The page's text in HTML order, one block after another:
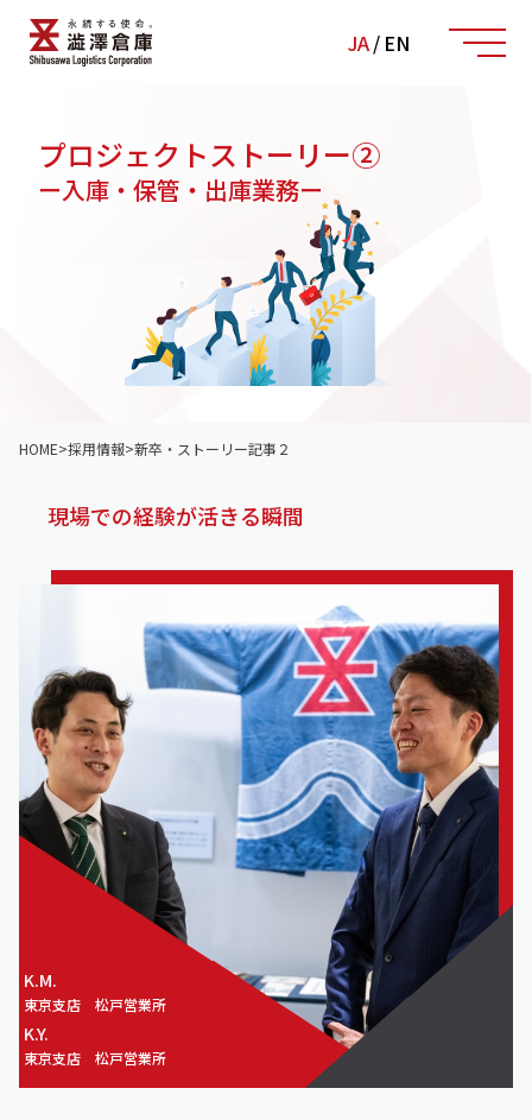
JA/ EN
プロジェクトストーリー②
ー入庫・保管・出庫業務ー
HOME>採用情報>新卒・ストーリー記事２
現場での経験が活きる瞬間
K.M.
東京支店 松戸営業所
K.Y.
東京支店 松戸営業所